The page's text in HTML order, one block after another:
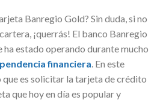
Banregio Gold? Sin duda, si no
¡querrás! El banco Banregio
ha estado operando durante mucho
financiera. En este
es solicitar la tarjeta de crédito
que hoy en día es popular y